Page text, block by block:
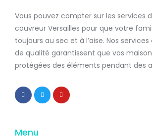
Vous pouvez compter sur les services
couvreur Versailles pour que votre
toujours au sec et à l’aise. Nos services
de qualité garantissent que vos
protégées des éléments pendant des
Menu